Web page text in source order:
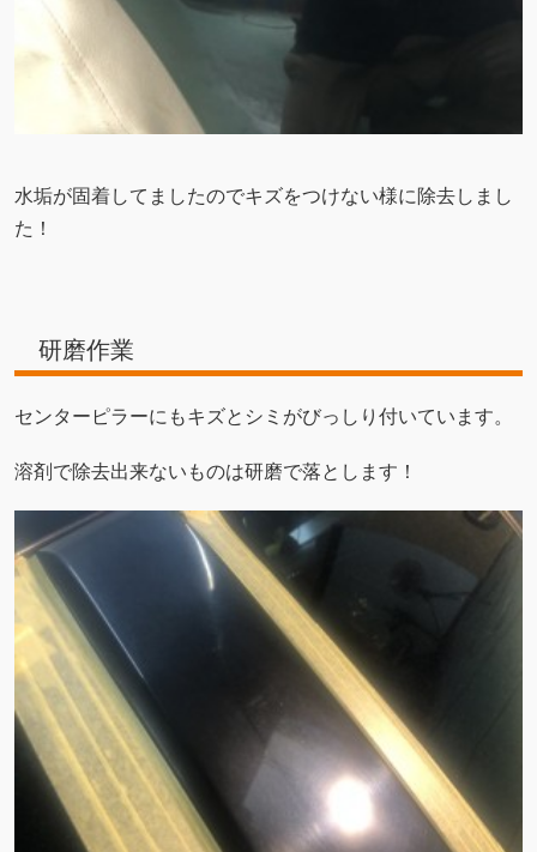
水垢が固着してましたのでキズをつけない様に除去しまし
た！
研磨作業
センターピラーにもキズとシミがびっしり付いています。
溶剤で除去出来ないものは研磨で落とします！